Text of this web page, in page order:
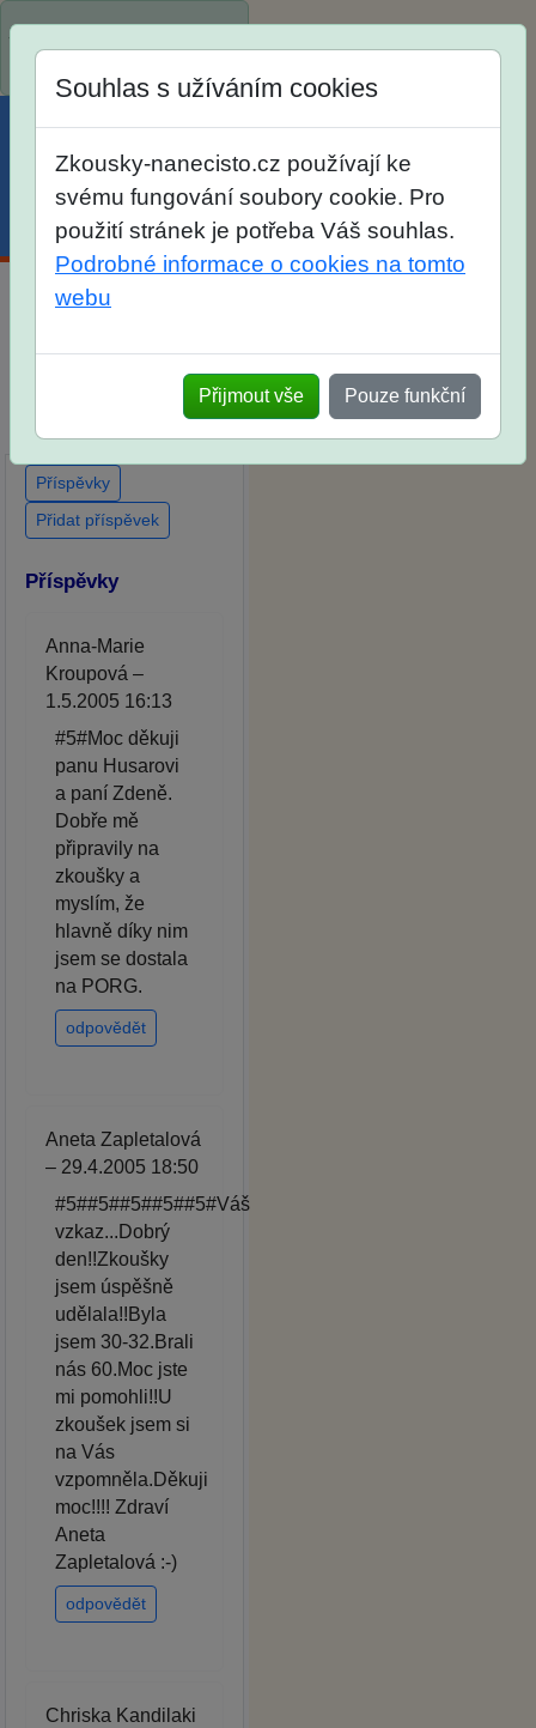
Spustili jsme přihlašování
na školní rok 2026/2027!
Účet Košík
u zkoušek na SŠ? Vaše
ohlasy po skutečných
přijímacích zkouškách
Souhlas s užíváním cookies
Zkousky-nanecisto.cz používají ke
svému fungování soubory cookie. Pro
použití stránek je potřeba Váš souhlas.
Podrobné informace o cookies na tomto
webu
Přijmout vše Pouze funkční
Příspěvky
Přidat příspěvek
Příspěvky
Anna-Marie
Kroupová –
1.5.2005 16:13
#5#Moc děkuji
panu Husarovi
a paní Zdeně.
Dobře mě
připravily na
zkoušky a
myslím, že
hlavně díky nim
jsem se dostala
na PORG.
odpovědět
Aneta Zapletalová
– 29.4.2005 18:50
#5##5##5##5##5#Váš
vzkaz...Dobrý
den!!Zkoušky
jsem úspěšně
udělala!!Byla
jsem 30-32.Brali
nás 60.Moc jste
mi pomohli!!U
zkoušek jsem si
na Vás
vzpomněla.Děkuji
moc!!!! Zdraví
Aneta
Zapletalová :-)
odpovědět
Chriska Kandilaki